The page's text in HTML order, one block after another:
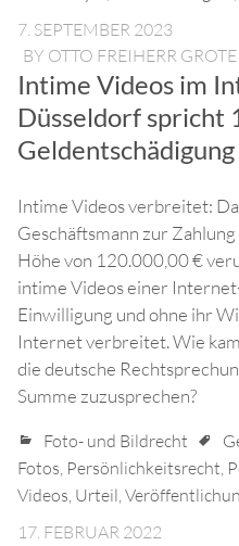
7. SEPTEMBER 2023
BY OTTO FREIHERR GROTE
Intime Videos im
Düsseldorf spricht
Geldentschädigung
Intime Videos verbreitet:
Geschäftsmann zur
Höhe von 120.000,00 €
intime Videos einer
Einwilligung und ohne ihr
Internet verbreitet. Wie
die deutsche
Summe zuzusprechen?
Foto- und Bildrecht
Fotos, Persönlichkeitsrecht,
Videos, Urteil,
17. FEBRUAR 2022